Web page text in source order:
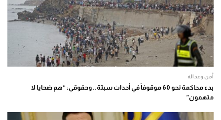
أمن وعدالة
بدء محاكمة نحو 60 موقوفاً في أحداث سبتة.. وحقوقي: “هم ضحايا لا
متهمون”